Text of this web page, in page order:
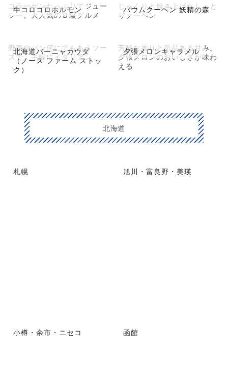
牛コロコロホルモン
コラーゲンたっぷりでジュー
シー。大人気のＢ級グルメ
バウムクーヘン 妖精の森
じっくりと焼き上げたしっと
りクーヘン
北海道バーニャカウダ
（ノース ファーム ストッ
ク）
野菜やパン何にでもあうソー
スで、手軽にイタリアン
夕張メロンキャラメル
芳醇な香りと気品ある甘み。
夕張メロンのおいしさが味わ
える
北海道
札幌 旭川・富良野・美瑛
小樽・余市・ニセコ 函館